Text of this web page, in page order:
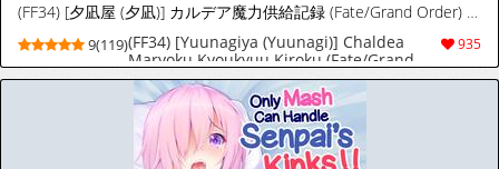
(FF34) [夕凪屋 (夕凪)] カルデア魔力供給記録 (Fate/Grand Order) [中国語]
935
9(119)(FF34) [Yuunagiya (Yuunagi)] Chaldea
Maryoku Kyoukyuu Kiroku (Fate/Grand
Order) [Chinese]